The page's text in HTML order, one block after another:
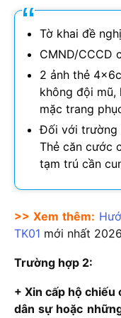
Tờ khai đề
CMND/CCCD
2 ảnh thẻ
không đội mũ,
mặc trang
Đối với trường
Thẻ căn cước
tạm trú cần
>> Xem thêm:
TK01 mới nhất 2026
Trường hợp 2:
+ Xin cấp hộ chiếu
dân sự hoặc